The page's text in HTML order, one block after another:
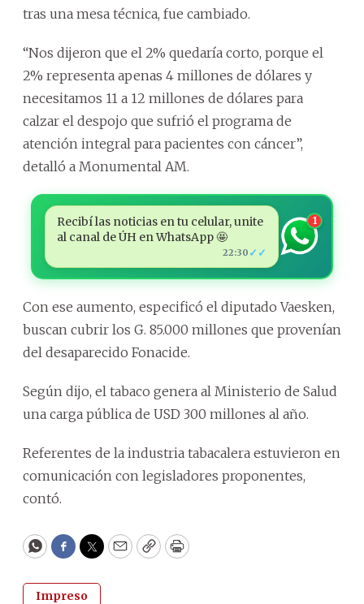
tras una mesa técnica, fue cambiado.
“Nos dijeron que el 2% quedaría corto, porque el
2% representa apenas 4 millones de dólares y
necesitamos 11 a 12 millones de dólares para
calzar el despojo que sufrió el programa de
atención integral para pacientes con cáncer”,
detalló a Monumental AM.
Recibí las noticias en tu celular, unite
al canal de ÚH en WhatsApp 🤩
22:30 ✓✓
1
Con ese aumento, especificó el diputado Vaesken,
buscan cubrir los G. 85.000 millones que provenían
del desaparecido Fonacide.
Según dijo, el tabaco genera al Ministerio de Salud
una carga pública de USD 300 millones al año.
Referentes de la industria tabacalera estuvieron en
comunicación con legisladores proponentes,
contó.
WhatsApp
Facebook
Twitter
EmailCopyPrint
Impreso